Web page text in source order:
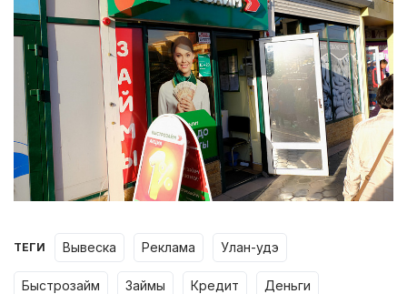
ТЕГИ вывеска реклама улан-удэ
быстрозайм займы кредит деньги